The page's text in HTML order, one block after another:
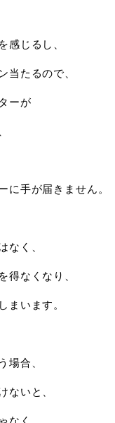
感じるし、
当たるので、
ーが
に手が届きません。
なく、
得なくなり、
まいます。
場合、
ないと、
なく